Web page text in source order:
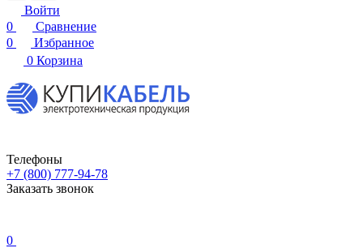
Войти
0
Сравнение
0
Избранное
0 Корзина
Телефоны
+7 (800) 777-94-78
Заказать звонок
0